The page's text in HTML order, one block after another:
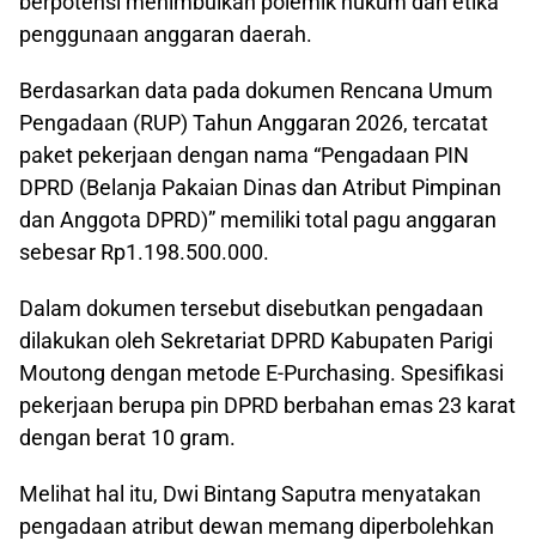
penggunaan anggaran daerah.
Berdasarkan data pada dokumen Rencana Umum
Pengadaan (RUP) Tahun Anggaran 2026, tercatat
paket pekerjaan dengan nama “Pengadaan PIN
DPRD (Belanja Pakaian Dinas dan Atribut Pimpinan
dan Anggota DPRD)” memiliki total pagu anggaran
sebesar Rp1.198.500.000.
Dalam dokumen tersebut disebutkan pengadaan
dilakukan oleh Sekretariat DPRD Kabupaten Parigi
Moutong dengan metode E-Purchasing. Spesifikasi
pekerjaan berupa pin DPRD berbahan emas 23 karat
dengan berat 10 gram.
Melihat hal itu, Dwi Bintang Saputra menyatakan
pengadaan atribut dewan memang diperbolehkan